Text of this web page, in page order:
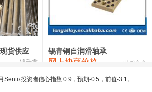
24,300—24,500 24,400
39,300 0
货供应
锦升发
锡青铜自润滑轴承
网上协商价格 芜湖合金
Sentix投资者信心指数 0.9，预期-0.5，前值-3.1。